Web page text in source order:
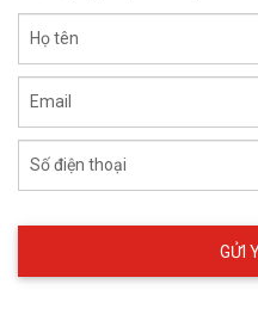
Họ tên
Email
Số điện thoại